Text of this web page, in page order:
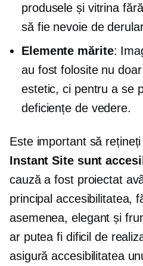
produsele și vitrina
să fie nevoie de
Elemente mărite:
au fost folosite nu
estetic, ci pentru a se
deficiențe de vedere.
Este important să
Instant Site sunt
cauză a fost proiectat
principal accesibilitatea,
asemenea, elegant și
ar putea fi dificil de
asigură accesibilitatea